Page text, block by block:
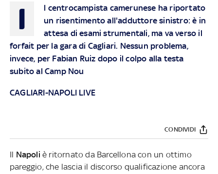
I
l centrocampista camerunese ha riportato
un risentimento all'adduttore sinistro: è in
attesa di esami strumentali, ma va verso il
forfait per la gara di Cagliari. Nessun problema,
invece, per Fabian Ruiz dopo il colpo alla testa
subito al Camp Nou
CAGLIARI-NAPOLI LIVE
CONDIVIDI
Il Napoliè ritornato da Barcellona con un ottimo
pareggio, che lascia il discorso qualificazione ancora